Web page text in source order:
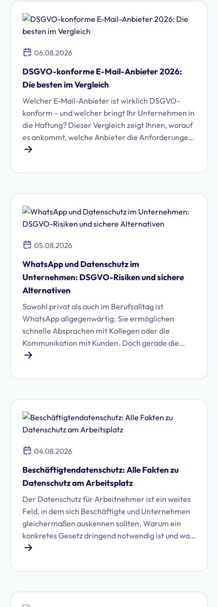
06.08.2026
DSGVO-konforme E-Mail-Anbieter 2026:
Die besten im Vergleich
Welcher E-Mail-Anbieter ist wirklich DSGVO-
konform – und welcher bringt Ihr Unternehmen in
die Haftung? Dieser Vergleich zeigt Ihnen, worauf
es ankommt, welche Anbieter die Anforderungen
erfüllen und wie Sie die richtige Wahl für Ihr
05.08.2026
WhatsApp und Datenschutz im
Unternehmen: DSGVO-Risiken und sichere
Alternativen
Sowohl privat als auch im Berufsalltag ist
WhatsApp allgegenwärtig. Sie ermöglichen
schnelle Absprachen mit Kollegen oder die
Kommunikation mit Kunden. Doch gerade die
Nutzung von WhatsApp im geschäftlichen Umfeld
welche das sind und ob Sie WhatsApp DSGVO-
04.08.2026
Beschäftigtendatenschutz: Alle Fakten zu
Datenschutz am Arbeitsplatz
Der Datenschutz für Arbeitnehmer ist ein weites
Feld, in dem sich Beschäftigte und Unternehmen
gleichermaßen auskennen sollten. Warum ein
konkretes Gesetz dringend notwendig ist und was
damit auf Unternehmen zukommen könnte, zeigt